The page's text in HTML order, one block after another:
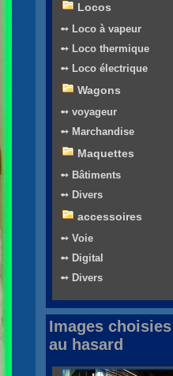
Locos
➻ Loco à vapeur
➻ Loco thermique
➻ Loco électrique
Wagons
➻ voyageur
➻ Marchandise
Maquettes
➻ Bâtiments
➻ Divers
accessoires
➻ Voie
➻ Digital
➻ Divers
Images choisies
au hasard